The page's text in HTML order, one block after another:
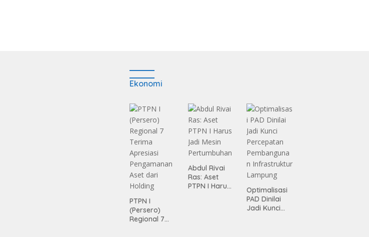
Ekonomi
PTPN I
(Persero)
Regional 7
Abdul Rivai
Ras: Aset
PTPN I Harus
Optimalisasi
PAD Dinilai
Jadi Kunci